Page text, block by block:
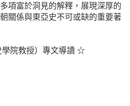
項富於洞見的解釋，展現深厚的
關係與東亞史不可或缺的重要著
院教授）專文導讀 ☆